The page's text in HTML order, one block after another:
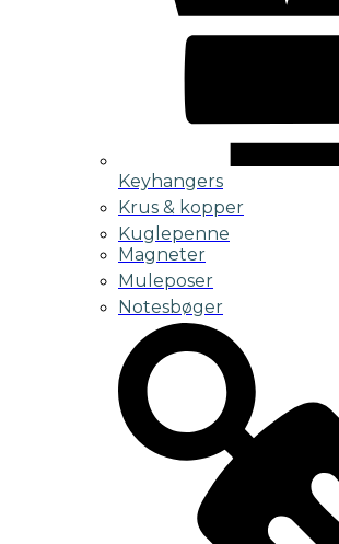
Keyhangers
Krus & kopper
Kuglepenne
Magneter
Muleposer
Notesbøger